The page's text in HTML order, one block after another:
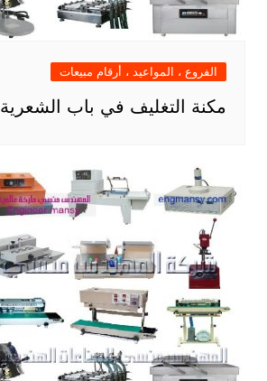
الفروع ، المواعيد ، أرقام مبيعات
مكنة التغليف في باب الشعرية